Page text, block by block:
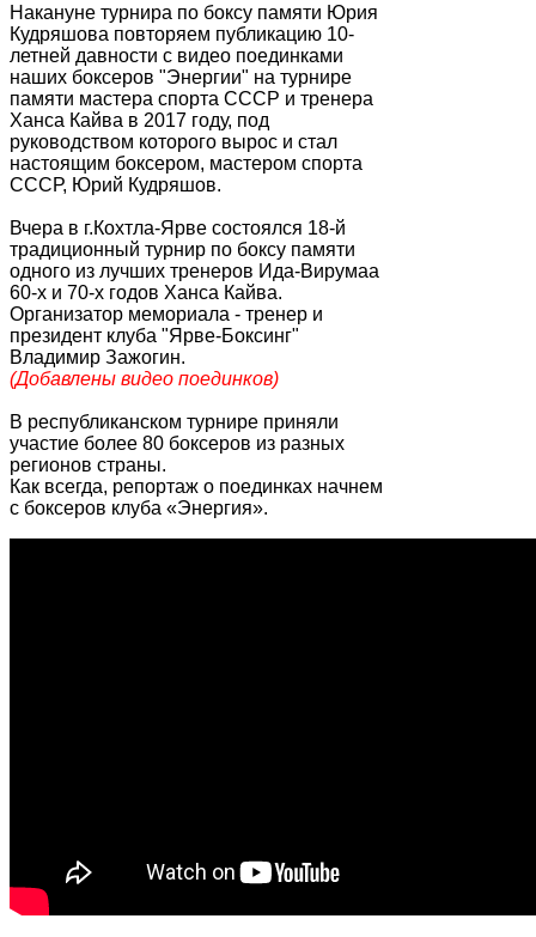
Накануне турнира по боксу памяти Юрия
Кудряшова повторяем публикацию 10-
летней давности с видео поединками
наших боксеров "Энергии" на турнире
памяти мастера спорта СССР и тренера
Ханса Кайва в 2017 году, под
руководством которого вырос и стал
настоящим боксером, мастером спорта
СССР, Юрий Кудряшов.
Вчера в г.Кохтла-Ярве состоялся 18-й
традиционный турнир по боксу памяти
одного из лучших тренеров Ида-Вирумаа
60-х и 70-х годов Ханса Кайва.
Организатор мемориала - тренер и
президент клуба "Ярве-Боксинг"
Владимир Зажогин.
(Добавлены видео поединков)
В республиканском турнире приняли
участие более 80 боксеров из разных
регионов страны.
Как всегда, репортаж о поединках начнем
с боксеров клуба «Энергия».